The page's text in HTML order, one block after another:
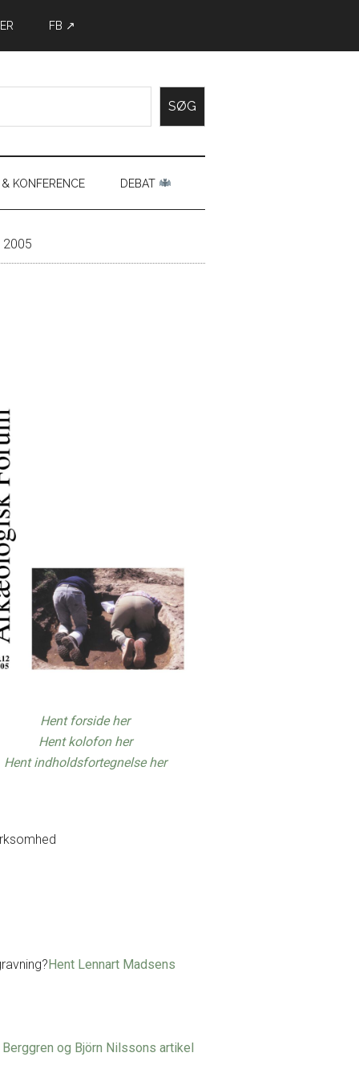
FB ↗
SØG
KONFERENCE DEBAT
Hent forside her
Hent kolofon her
Hent indholdsfortegnelse her
Hent Lennart Madsens
Berggren og Björn Nilssons artikel